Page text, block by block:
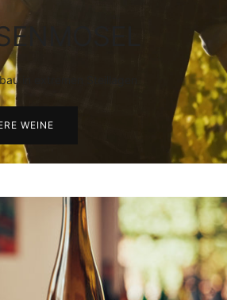
in extremen Steillagen
WEINE